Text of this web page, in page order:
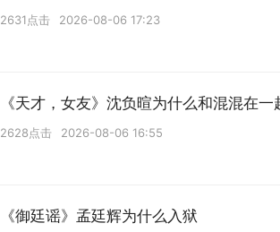
2631点击 2026-08-06 17:23
《天才，女友》沈负暄为什么和混混在一
2628点击 2026-08-06 16:55
《御廷谣》孟廷辉为什么入狱